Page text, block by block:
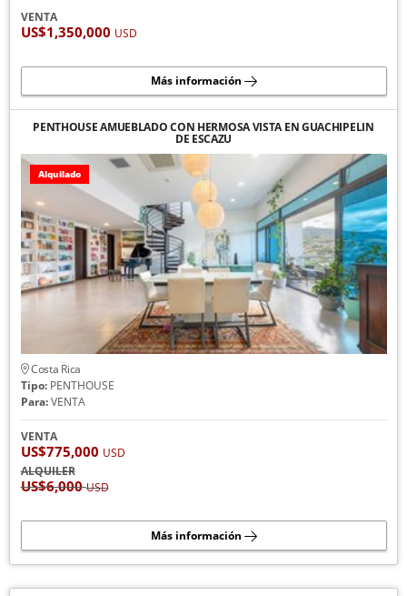
VENTA
US$1,350,000 USD
Más información
PENTHOUSE AMUEBLADO CON HERMOSA VISTA EN GUACHIPELIN
DE ESCAZU
Alquilado
Costa Rica
Tipo:PENTHOUSE
Para:VENTA
VENTA
US$775,000 USD
ALQUILER
US$6,000USD
Más información